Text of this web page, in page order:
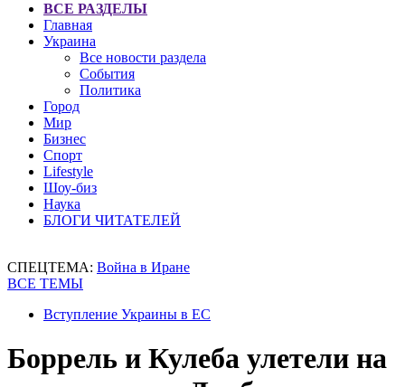
ВСЕ РАЗДЕЛЫ
Главная
Украина
Все новости раздела
События
Политика
Город
Мир
Бизнес
Спорт
Lifestyle
Шоу-биз
Наука
БЛОГИ ЧИТАТЕЛЕЙ
СПЕЦТЕМА: Война в Иране
ВСЕ ТЕМЫ
Вступление Украины в ЕС
Боррель и Кулеба улетели на